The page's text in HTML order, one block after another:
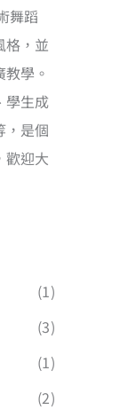
舞蹈
格，並
學。
學生成
是個
歡迎大
(1)
(3)
(1)
(2)